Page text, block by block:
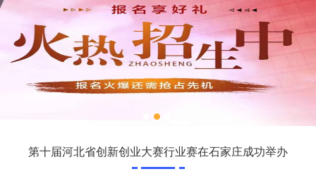
大学生培训
单招集训
企业内训
新闻动态
联系我们
第十届河北省创新创业大赛行业赛在石家庄成功举办